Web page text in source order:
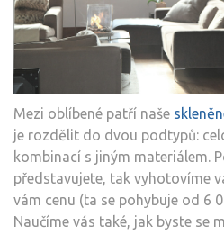
Mezi oblíbené patří naše
je rozdělit do dvou podtypů:
kombinací s jiným materiálem.
představujete, tak vyhotovíme
vám cenu (ta se pohybuje od 6
Naučíme vás také, jak byste se